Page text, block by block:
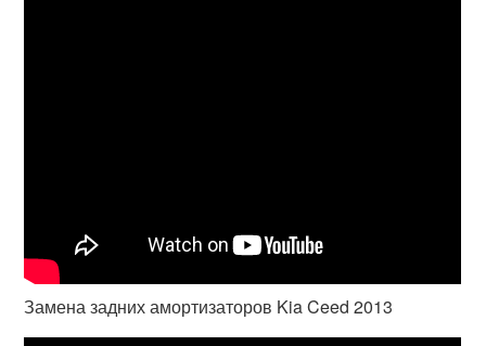
Замена задних амортизаторов Kia Ceed 2013